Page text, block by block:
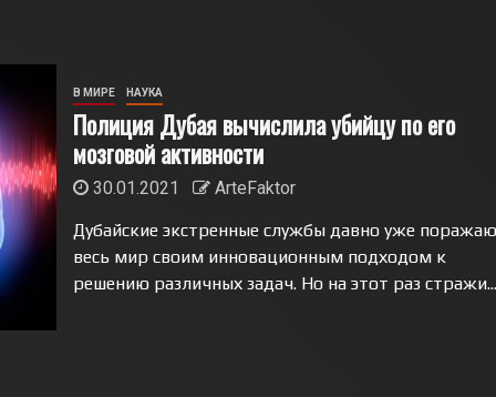
В МИРЕ НАУКА
Полиция Дубая вычислила убийцу по его
мозговой активности
30.01.2021
ArteFaktor
Дубайские экстренные службы давно уже
весь мир своим инновационным подходом к
решению различных задач. Но на этот раз стражи...